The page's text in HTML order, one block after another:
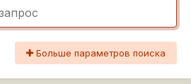
Больше параметров поиска